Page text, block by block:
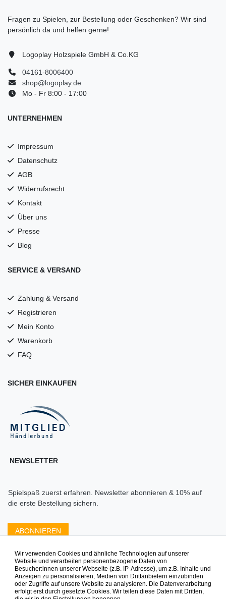
Fragen zu Spielen, zur Bestellung oder Geschenken? Wir sind
persönlich da und helfen gerne!
Logoplay Holzspiele GmbH & Co.KG
04161-8006400
shop@logoplay.de
Mo - Fr 8:00 - 17:00
UNTERNEHMEN
Impressum
Datenschutz
AGB
Widerrufsrecht
Kontakt
Über uns
Presse
Blog
SERVICE & VERSAND
Zahlung & Versand
Registrieren
Mein Konto
Warenkorb
FAQ
SICHER EINKAUFEN
NEWSLETTER
Spielspaß zuerst erfahren. Newsletter abonnieren & 10% auf
die erste Bestellung sichern.
ABONNIEREN
Zahlungsarten die wir anbieten
Wir verwenden Cookies und ähnliche Technologien auf unserer
Website und verarbeiten personenbezogene Daten von
Besucher:innen unserer Webseite (z.B. IP-Adresse), um z.B. Inhalte und
Anzeigen zu personalisieren, Medien von Drittanbietern einzubinden
oder Zugriffe auf unsere Website zu analysieren. Die Datenverarbeitung
erfolgt erst durch gesetzte Cookies. Wir teilen diese Daten mit Dritten,